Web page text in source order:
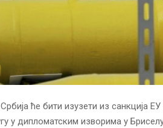
ће бити изузети из санкција
у дипломатским изворима у